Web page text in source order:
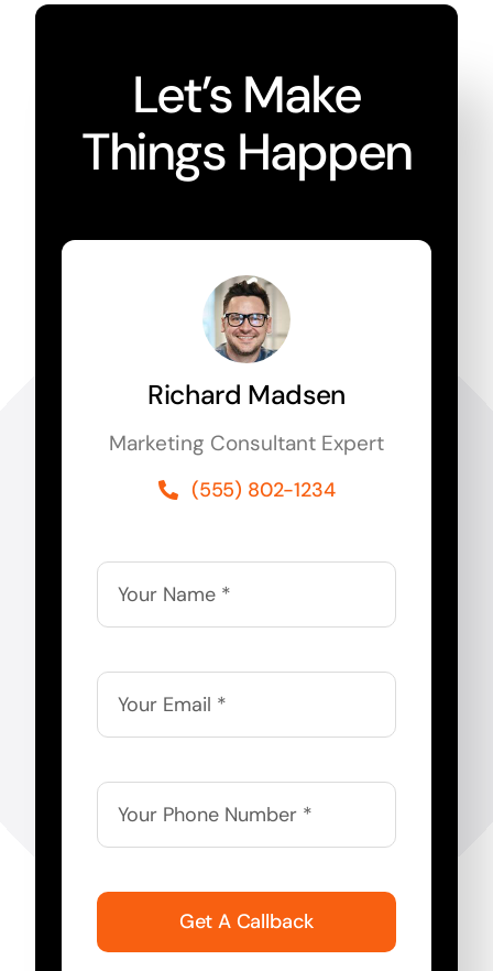
Let’s Make
Things Happen
Richard Madsen
Marketing Consultant Expert
(555) 802-1234
Get A Callback